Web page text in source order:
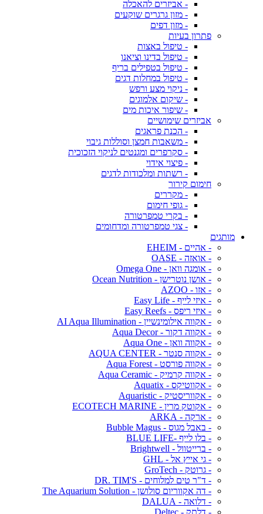
- אביזרים להאכלה
- מזון גרגרים שוקעים
- מזון דפים
פתרון בעיות
- טיפול באצות
- טיפול בדינו וציאנו
- טיפול בטפילים בריף
- טיפול במחלות דגים
- ניקוי מצע ורפש
- שיקום אלמוגים
- שיפור איכות מים
אביזרים שימושיים
- הכנת פראגים
- משאבות חמצן וסוללות גיבוי
- סקרפרים ומגנטים לניקוי הזכוכית
- פיצוי אידוי
- רשתות ומלכודות לדגים
חימום קירור
- מקררים
- גופי חימום
- בקרי טמפרטורה
- צגי טמפרטורה ומדחומים
מותגים
- אהיים - EHEIM
- אואזה - OASE
- אומגה וואן - Omega One
- אושן נוטרישן - Ocean Nutrition
- אזו - AZOO
- איזי לייף - Easy Life
- איזי ריפס - Easy Reefs
- אקווה אילומינשיין - AI Aqua Illumination
- אקווה דקור - Aqua Decor
- אקווה וואן - Aqua One
- אקווה סנטר - AQUA CENTER
- אקווה פורסט - Aqua Forest
- אקווה קרמיק - Aqua Ceramic
- אקווטיקס - Aquatix
- אקווריסטיק - Aquaristic
- אקוטק מרין - ECOTECH MARINE
- ארקה - ARKA
- באבל מגוס - Bubble Magus
- בלו לייף -BLUE LIFE
- ברייטוול - Brightwell
- גי אייץ אל - GHL
- גרוטק - GroTech
- ד"ר טים למלוחים - DR. TIM'S
- דה אקווריום סולושן - The Aquarium Solution
- דלואה - DALUA
- דלתק - Deltec